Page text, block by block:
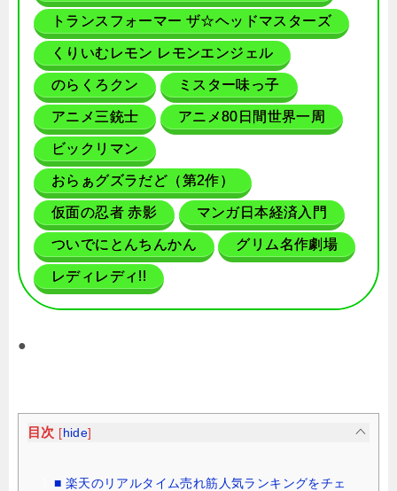
トランスフォーマー ザ☆ヘッドマスターズ
くりいむレモン レモンエンジェル
のらくろクン ミスター味っ子
アニメ三銃士 アニメ80日間世界一周
ビックリマン
おらぁグズラだど（第2作）
仮面の忍者 赤影 マンガ日本経済入門
ついでにとんちんかん グリム名作劇場
レディレディ!!
●
目次 [hide]
■ 楽天のリアルタイム売れ筋人気ランキングをチェ